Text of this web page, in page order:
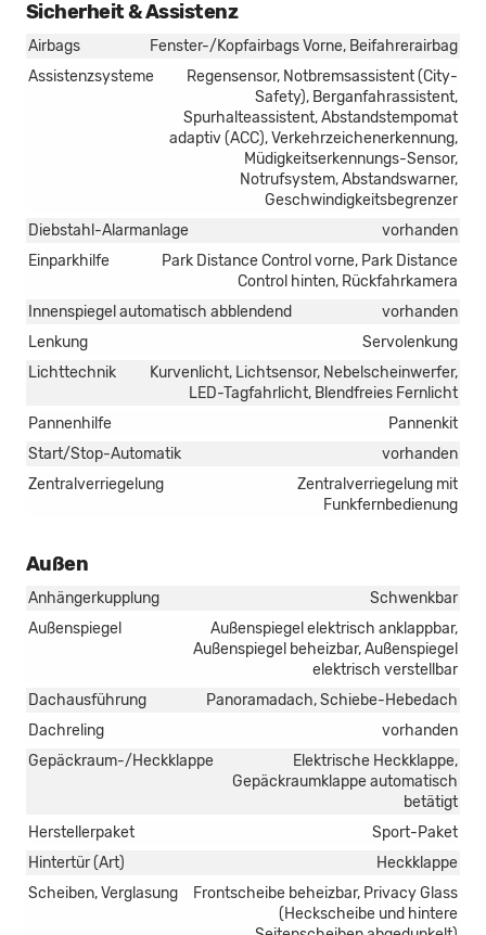
Sicherheit & Assistenz
Airbags
Fenster-/Kopfairbags Vorne, Beifahrerairbag
Assistenzsysteme
Regensensor, Notbremsassistent (City-
Safety), Berganfahrassistent,
Spurhalteassistent, Abstandstempomat
adaptiv (ACC), Verkehrzeichenerkennung,
Müdigkeitserkennungs-Sensor,
Notrufsystem, Abstandswarner,
Geschwindigkeitsbegrenzer
Diebstahl-Alarmanlage
vorhanden
Einparkhilfe
Park Distance Control vorne, Park Distance
Control hinten, Rückfahrkamera
Innenspiegel automatisch abblendend
vorhanden
Lenkung
Servolenkung
Lichttechnik
Kurvenlicht, Lichtsensor, Nebelscheinwerfer,
LED-Tagfahrlicht, Blendfreies Fernlicht
Pannenhilfe
Pannenkit
Start/Stop-Automatik
vorhanden
Zentralverriegelung
Zentralverriegelung mit
Funkfernbedienung
Außen
Anhängerkupplung
Schwenkbar
Außenspiegel
Außenspiegel elektrisch anklappbar,
Außenspiegel beheizbar, Außenspiegel
elektrisch verstellbar
Dachausführung
Panoramadach, Schiebe-Hebedach
Dachreling
vorhanden
Gepäckraum-/Heckklappe
Elektrische Heckklappe,
Gepäckraumklappe automatisch
betätigt
Herstellerpaket
Sport-Paket
Hintertür (Art)
Heckklappe
Scheiben, Verglasung
Frontscheibe beheizbar, Privacy Glass
(Heckscheibe und hintere